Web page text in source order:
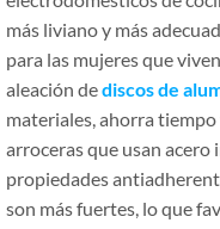
más liviano y más
para las mujeres que
aleación dediscos de
materiales, ahorra
arroceras que usan
propiedades
son más fuertes, lo que